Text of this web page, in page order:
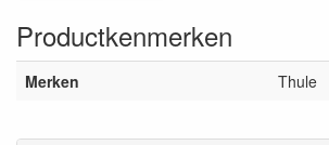
Productkenmerken
Merken Thule